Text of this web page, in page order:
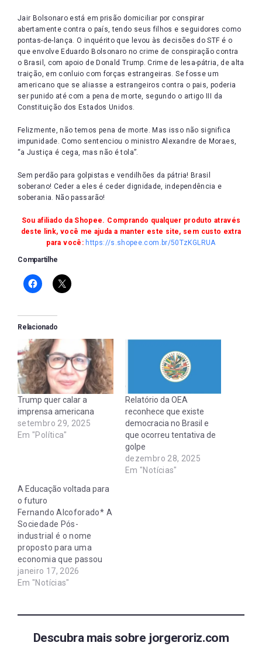
Jair Bolsonaro está em prisão domiciliar por conspirar
abertamente contra o país, tendo seus filhos e seguidores como
pontas-de-lança. O inquérito que levou às decisões do STF é o
que envolve Eduardo Bolsonaro no crime de conspiração contra
o Brasil, com apoio de Donald Trump. Crime de lesa-pátria, de alta
traição, em conluio com forças estrangeiras. Se fosse um
americano que se aliasse a estrangeiros contra o pais, poderia
ser punido até com a pena de morte, segundo o artigo III da
Constituição dos Estados Unidos.
Felizmente, não temos pena de morte. Mas isso não significa
impunidade. Como sentenciou o ministro Alexandre de Moraes,
“a Justiça é cega, mas não é tola”.
Sem perdão para golpistas e vendilhões da pátria! Brasil
soberano! Ceder a eles é ceder dignidade, independência e
soberania. Não passarão!
Sou afiliado da Shopee. Comprando qualquer produto através
deste link, você me ajuda a manter este site, sem custo extra
para você: https://s.shopee.com.br/50TzKGLRUA
Compartilhe
Relacionado
Trump quer calar a
imprensa americana
setembro 29, 2025
Em "Política"
Relatório da OEA
reconhece que existe
democracia no Brasil e
que ocorreu tentativa de
golpe
dezembro 28, 2025
Em "Notícias"
A Educação voltada para
o futuro
Fernando Alcoforado* A
Sociedade Pós-
industrial é o nome
proposto para uma
economia que passou
por uma série de
mudanças específicas,
conceito foi introduzido
professor da
janeiro 17, 2026
Em "Notícias"
Descubra mais sobre jorgeroriz.com